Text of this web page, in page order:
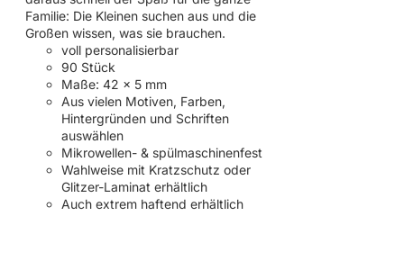
Familie: Die Kleinen suchen aus und die
Großen wissen, was sie brauchen.
voll personalisierbar
90 Stück
Maße: 42 x 5 mm
Aus vielen Motiven, Farben,
Hintergründen und Schriften
auswählen
Mikrowellen- & spülmaschinenfest
Wahlweise mit Kratzschutz oder
Glitzer-Laminat erhältlich
Auch extrem haftend erhältlich